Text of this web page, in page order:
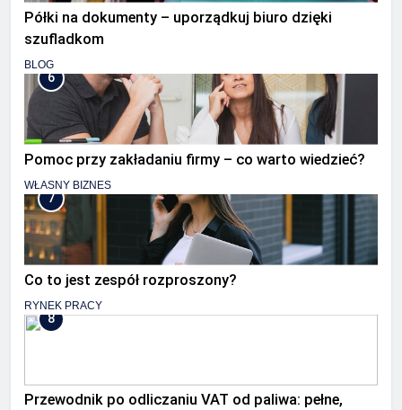
Półki na dokumenty – uporządkuj biuro dzięki
szufladkom
BLOG
6
Pomoc przy zakładaniu firmy – co warto wiedzieć?
WŁASNY BIZNES
7
Co to jest zespół rozproszony?
RYNEK PRACY
8
Przewodnik po odliczaniu VAT od paliwa: pełne,